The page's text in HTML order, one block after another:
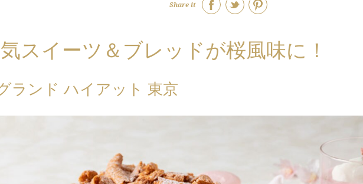
Share it
スイーツ＆ブレッドが桜風味に！
ランド ハイアット 東京